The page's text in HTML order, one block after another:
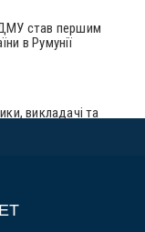
став першим
в Румунії
викладачі та